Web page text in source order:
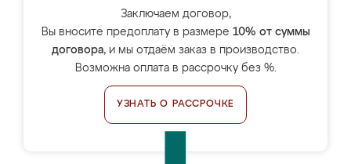
Заключаем договор,
Вы вносите предоплату в размере 10% от суммы
договора, и мы отдаём заказ в производство.
Возможна оплата в рассрочку без %.
УЗНАТЬ О РАССРОЧКЕ